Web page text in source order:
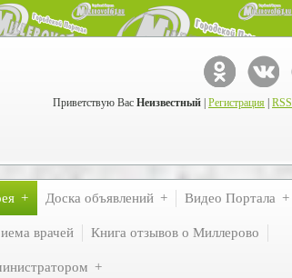
Приветствую Вас Неизвестный Регистрация RSS
Доска объявлений Видео Портала
врачей Книга отзывов о Миллерово